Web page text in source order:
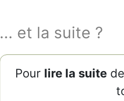
... et la suite ?
Pour lire la suite